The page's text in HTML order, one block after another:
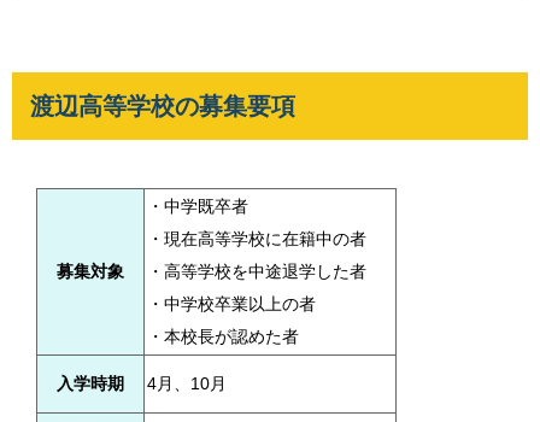
渡辺高等学校の募集要項
募集対象
・中学既卒者
・現在高等学校に在籍中の者
・高等学校を中途退学した者
・中学校卒業以上の者
・本校長が認めた者
入学時期 4月、10月